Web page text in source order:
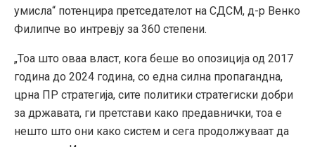
умисла“ потенцира претседателот на СДСМ, д-р Венко
Филипче во интревју за 360 степени.
„Тоа што оваа власт, кога беше во опозиција од 2017
година до 2024 година, со една силна пропагандна,
црна ПР стратегија, сите политики стратегиски добри
за државата, ги претстави како предавнички, тоа е
нешто што они како систем и сега продолжуваат да